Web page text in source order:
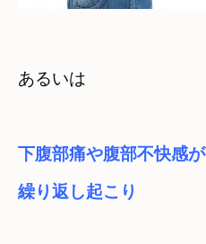
あるいは
下腹部痛や腹部不快感が
繰り返し起こり